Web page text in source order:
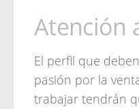
Atención
El perfil que
pasión por la
trabajar tendrán